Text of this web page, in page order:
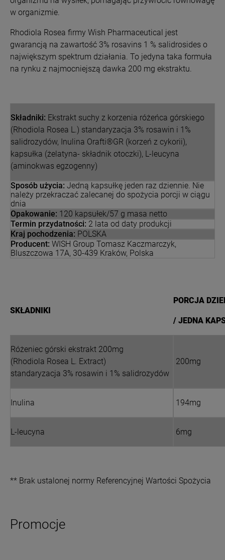
w organizmie.
Rhodiola Rosea firmy Wish Pharmaceutical jest
gwarancją na zawartość 3% rosavins 1 % salidrosides o
największym spektrum działania. To jedyna taka formuła
na rynku z najmocniejszą dawka 200 mg ekstraktu.
Składniki: Ekstrakt suchy z korzenia różeńca górskiego
(Rhodiola Rosea L.) standaryzacja 3% rosawin i 1%
salidrozydów, Inulina Orafti®GR (korzeń z cykorii),
kapsułka (żelatyna- składnik otoczki), L-leucyna
(aminokwas egzogenny)
Sposób użycia: Jedną kapsułkę jeden raz dziennie. Nie
należy przekraczać zalecanej do spożycia porcji w ciągu
dnia
Opakowanie: 120 kapsułek/57 g masa netto
Termin przydatności: 2 lata od daty produkcji
Kraj pochodzenia: POLSKA
Producent: WISH Group Tomasz Kaczmarczyk,
Bluszczowa 17A, 30-439 Kraków, Polska
SKŁADNIKI
PORCJA
/ JEDNA
Różeniec górski ekstrakt 200mg
(Rhodiola Rosea L. Extract)
standaryzacja 3% rosawin i 1% salidrozydów
200mg
Inulina 194mg
L-leucyna 6mg
** Brak ustalonej normy Referencyjnej Wartości Spożycia
Promocje